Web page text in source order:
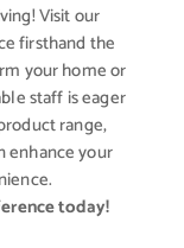
Visit our
firsthand the
your home or
staff is eager
range,
enhance your
today!